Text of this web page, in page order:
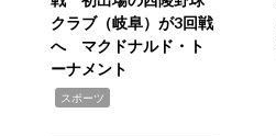
クラブ（岐阜）が3回戦
へ マクドナルド・ト
ーナメント
スポーツ